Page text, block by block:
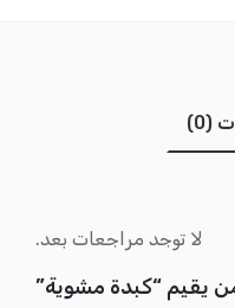
(0)
لا توجد مراجعات بعد.
يقيم “كبدة مشوية”